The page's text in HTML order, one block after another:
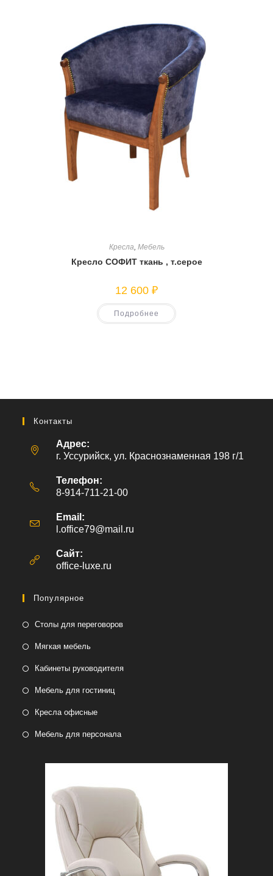
Кресла, Мебель
Кресло СОФИТ ткань , т.серое
12 600 ₽
Подробнее
Контакты
Адрес:
г. Уссурийск, ул. Краснознаменная 198 г/1
Телефон:
8-914-711-21-00
Email:
l.office79@mail.ru
Сайт:
office-luxe.ru
Популярное
Столы для переговоров
Мягкая мебель
Кабинеты руководителя
Мебель для гостиниц
Кресла офисные
Мебель для персонала